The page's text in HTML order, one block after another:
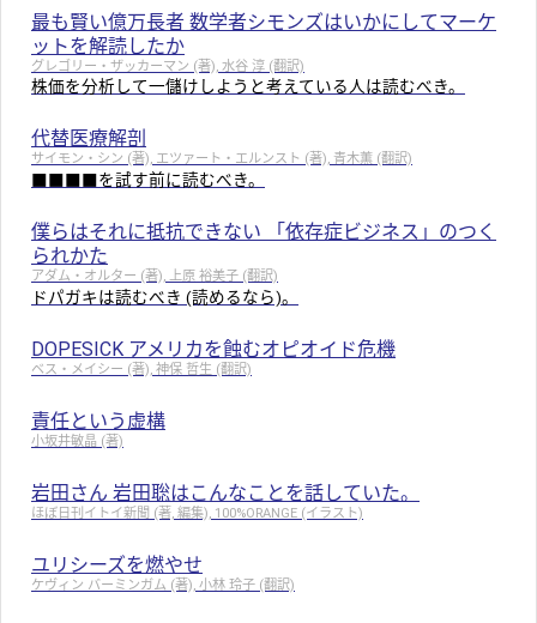
最も賢い億万長者 数学者シモンズはいかにしてマーケ
ットを解読したか
グレゴリー・ザッカーマン (著), 水谷 淳 (翻訳)
株価を分析して一儲けしようと考えている人は読むべき。
代替医療解剖
サイモン・シン (著), エツァート・エルンスト (著), 青木薫 (翻訳)
■■■■を試す前に読むべき。
僕らはそれに抵抗できない 「依存症ビジネス」のつく
られかた
アダム・オルター (著), 上原 裕美子 (翻訳)
ドパガキは読むべき (読めるなら)。
DOPESICK アメリカを蝕むオピオイド危機
ベス・メイシー (著), 神保 哲生 (翻訳)
責任という虚構
小坂井敏晶 (著)
岩田さん 岩田聡はこんなことを話していた。
ほぼ日刊イトイ新聞 (著, 編集), 100%ORANGE (イラスト)
ユリシーズを燃やせ
ケヴィン バーミンガム (著), 小林 玲子 (翻訳)